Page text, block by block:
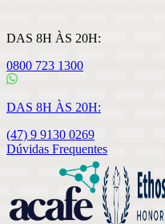
DAS 8H ÀS 20H:
0800 723 1300
DAS 8H ÀS 20H:
(47) 9 9130 0269
Dúvidas Frequentes